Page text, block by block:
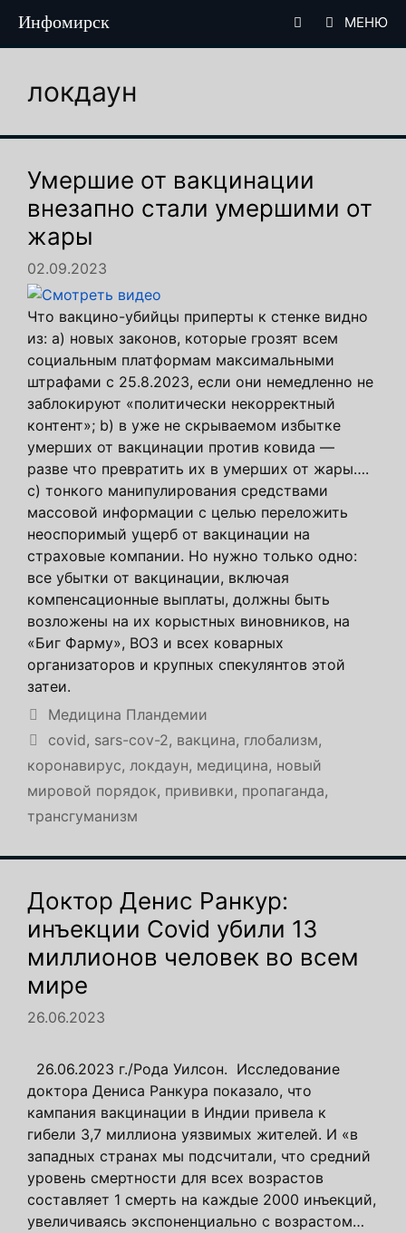
содержимому
Инфомирск МЕНЮ
локдаун
Умершие от вакцинации
внезапно стали умершими от
жары
02.09.2023
Что вакцино-убийцы приперты к стенке видно
из: a) новых законов, которые грозят всем
социальным платформам максимальными
штрафами с 25.8.2023, если они немедленно не
заблокируют «политически некорректный
контент»; b) в уже не скрываемом избытке
умерших от вакцинации против ковида —
разве что превратить их в умерших от жары….
c) тонкого манипулирования средствами
массовой информации с целью переложить
неоспоримый ущерб от вакцинации на
страховые компании. Но нужно только одно:
все убытки от вакцинации, включая
компенсационные выплаты, должны быть
возложены на их корыстных виновников, на
«Биг Фарму», ВОЗ и всех коварных
организаторов и крупных спекулянтов этой
затеи.
Рубрики
Медицина Пландемии
Метки
covid, sars-cov-2, вакцина, глобализм,
коронавирус, локдаун, медицина, новый
мировой порядок, прививки, пропаганда,
трансгуманизм
Доктор Денис Ранкур:
инъекции Covid убили 13
миллионов человек во всем
мире
26.06.2023
26.06.2023 г./Рода Уилсон. Исследование
доктора Дениса Ранкура показало, что
кампания вакцинации в Индии привела к
гибели 3,7 миллиона уязвимых жителей. И «в
западных странах мы подсчитали, что средний
уровень смертности для всех возрастов
составляет 1 смерть на каждые 2000 инъекций,
увеличиваясь экспоненциально с возрастом…